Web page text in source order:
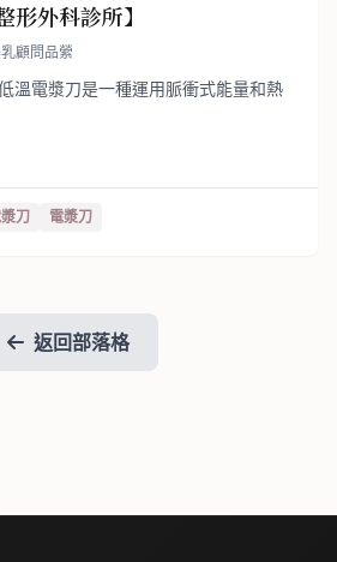
形外科診所】
顧問品縈
溫電漿刀是一種運用脈衝式能量和熱
刀 電漿刀
返回部落格